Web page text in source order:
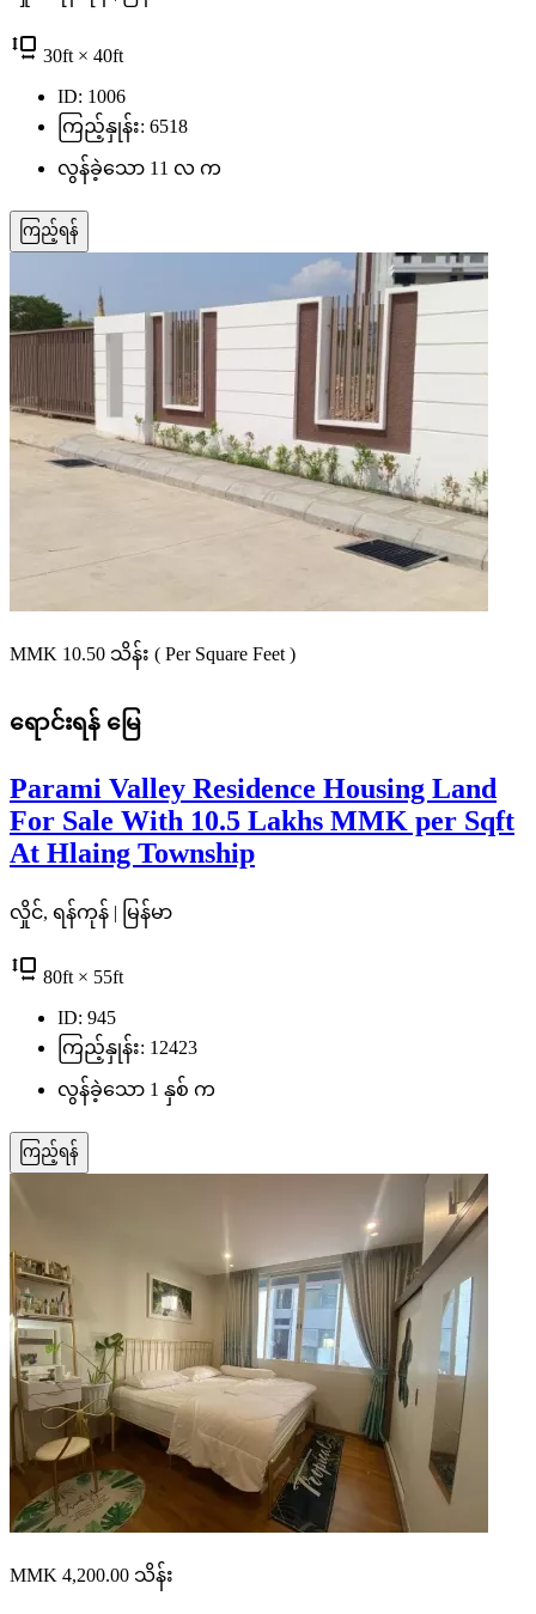
30ft × 40ft
ID: 1006
ကြည့်နှုန်း: 6518
လွန်ခဲ့သော 11 လ က
ကြည့်ရန်
MMK 10.50 သိန်း ( Per Square Feet )
ရောင်းရန် မြေ
Parami Valley Residence Housing Land
For Sale With 10.5 Lakhs MMK per Sqft
At Hlaing Township
လှိုင်, ရန်ကုန် | မြန်မာ
80ft × 55ft
ID: 945
ကြည့်နှုန်း: 12423
လွန်ခဲ့သော 1 နှစ် က
ကြည့်ရန်
MMK 4,200.00 သိန်း